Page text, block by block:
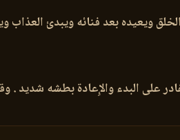
ويعيده بعد فنائه ويبدئ العذاب
على البدء والإِعادة بطشه شديد .